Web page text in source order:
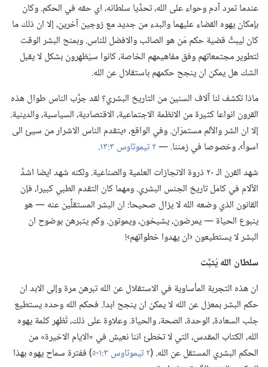
عندما تمرد آدم وحواء على الله،‏ تحدَّيا سلطانه،‏ اي حقه في الحكم.‏ وكان
بإمكان يهوه القضاء عليهما والبدء من جديد مع زوجين آخرين،‏ إلا ان ذلك ما
كان ليبتَّ قضية حكم مَن هو الصائب والافضل للناس.‏ وبمنح البشر الوقت
لتطوير مجتمعاتهم وفق مفاهيمهم الخاصة،‏ كانوا سيُظهِرون بشكل لا يقبل
الشك هل يمكن ان ينجح حكمهم باستقلال عن الله.‏
ماذا تكشف لنا آلاف السنين من التاريخ البشري؟‏ لقد جرَّب الناس طوال هذه
القرون انواعا كثيرة من الانظمة الاجتماعية،‏ الاقتصادية،‏ السياسية،‏ والدينية.‏
إلا ان الشر والألم مستمرّان.‏ وفي الواقع،‏ ‹يتقدم الناس الاشرار من سيئ الى
اسوأ›،‏ وخصوصا في زمننا.‏ —‏٢ تيموثاوس ٣:‏١٣
‏.‏
شهد القرن الـ‍ ٢٠ ذروة الانجازات العلمية والصناعية.‏ ولكنه شهد ايضا اشدَّ
الآلام في كامل تاريخ الجنس البشري.‏ ومهما كان التقدم الطبي كبيرا،‏ فإن
القانون الذي وضعه الله لا يزال صحيحا:‏ ان البشر المستقلِّين عنه —‏ هو
ينبوع الحياة —‏ يمرضون،‏ يشيخون،‏ ويموتون.‏ وكم يتبرهن بوضوح ان
البشر لا يستطيعون ‹ان يهدوا خطواتهم›!‏
سلطان الله يُثبَّت
ان هذه التجربة المأساوية في الاستقلال عن الله تبرهن مرة وإلى الابد ان
حكم البشر بمعزل عن الله لا يمكن ان ينجح ابدا.‏ فحكم الله وحده يستطيع
جلب السعادة،‏ الوحدة،‏ الصحة،‏ والحياة.‏ وعلاوة على ذلك،‏ تُظهِر كلمة يهوه
الله،‏ الكتاب المقدس،‏ التي لا تخطئ اننا نعيش في «الايام الاخيرة» من
الحكم البشري المستقل عن الله.‏ (‏٢ تيموثاوس ٣:‏١-‏٥
‏)‏ ففترة سماح يهوه بهذا